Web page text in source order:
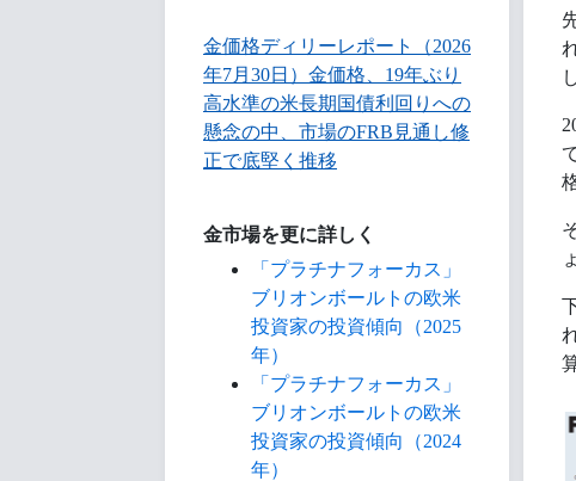
金価格ディリーレポート（2026
年7月30日）金価格、19年ぶり
高水準の米長期国債利回りへの
懸念の中、市場のFRB見通し修
正で底堅く推移
金市場を更に詳しく
「プラチナフォーカス」
ブリオンボールトの欧米
投資家の投資傾向（2025
年）
「プラチナフォーカス」
ブリオンボールトの欧米
投資家の投資傾向（2024
年）